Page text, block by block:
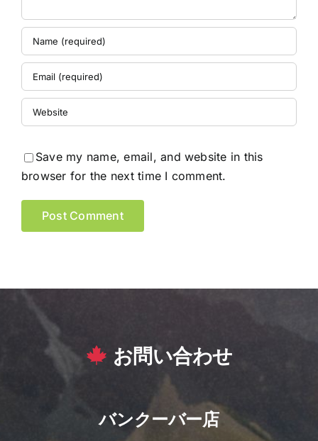
Save my name, email, and website in this
browser for the next time I comment.
お問い合わせ
バンクーバー店